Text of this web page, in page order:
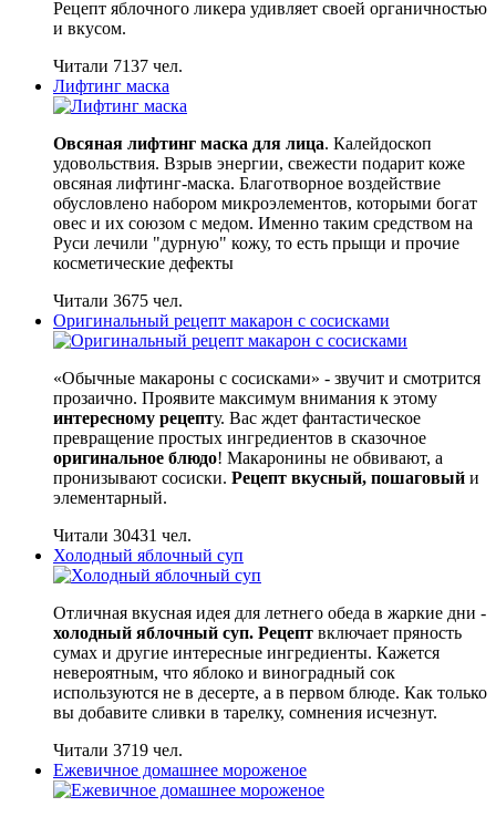
Рецепт яблочного ликера удивляет своей органичностью
и вкусом.
Читали 7137 чел.
Лифтинг маска
Овсяная лифтинг маска для лица. Калейдоскоп
удовольствия. Взрыв энергии, свежести подарит коже
овсяная лифтинг-маска. Благотворное воздействие
обусловлено набором микроэлементов, которыми богат
овес и их союзом с медом. Именно таким средством на
Руси лечили "дурную" кожу, то есть прыщи и прочие
косметические дефекты
Читали 3675 чел.
Оригинальный рецепт макарон с сосисками
«Обычные макароны с сосисками» - звучит и смотрится
прозаично. Проявите максимум внимания к этому
интересному рецепту. Вас ждет фантастическое
превращение простых ингредиентов в сказочное
оригинальное блюдо! Макаронины не обвивают, а
пронизывают сосиски. Рецепт вкусный, пошаговый и
элементарный.
Читали 30431 чел.
Холодный яблочный суп
Отличная вкусная идея для летнего обеда в жаркие дни -
холодный яблочный суп. Рецепт включает пряность
сумах и другие интересные ингредиенты. Кажется
невероятным, что яблоко и виноградный сок
используются не в десерте, а в первом блюде. Как только
вы добавите сливки в тарелку, сомнения исчезнут.
Читали 3719 чел.
Ежевичное домашнее мороженое